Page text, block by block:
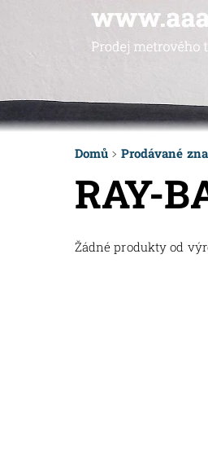
Domů Prodávané
RAY-
Žádné produkty od